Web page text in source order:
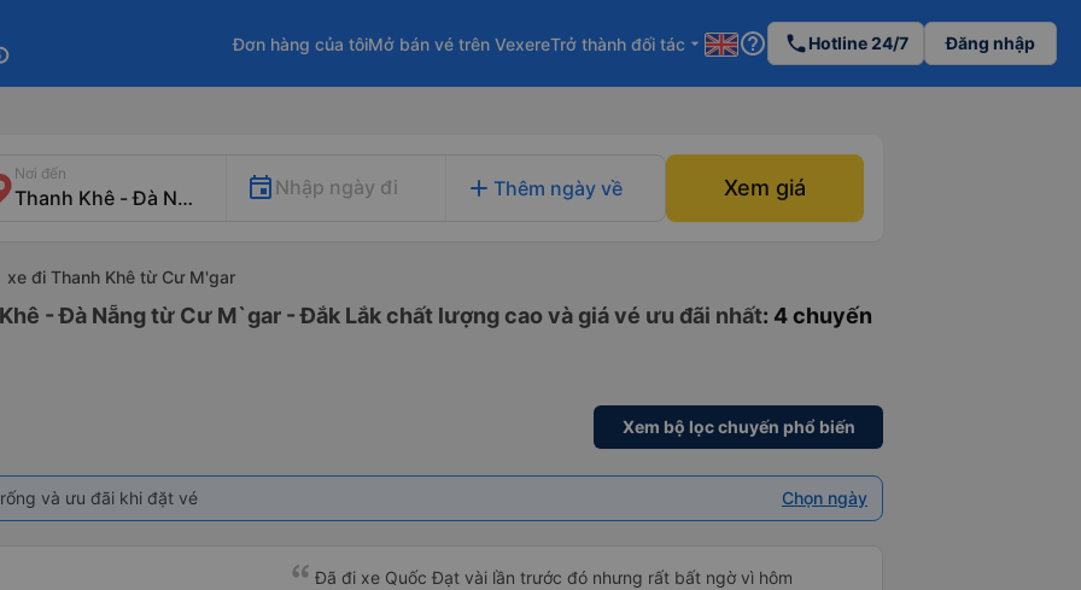
Đơn hàng của tôiMở bán vé trên VexereTrở thành đối tác arrow_drop_down help_outline phoneHotline 24/7 Đăng nhập
Nơi đến
Nhập ngày đi add Thêm ngày về Xem giá
xe đi Thanh Khê từ Cư M'gar
- Đà Nẵng từ Cư M`gar - Đắk Lắk chất lượng cao và giá vé ưu đãi nhất: 4 chuyến
Xem bộ lọc chuyến phổ biến
và ưu đãi khi đặt vé Chọn ngày
Đã đi xe Quốc Đạt vài lần trước đó nhưng rất bất ngờ vì hôm